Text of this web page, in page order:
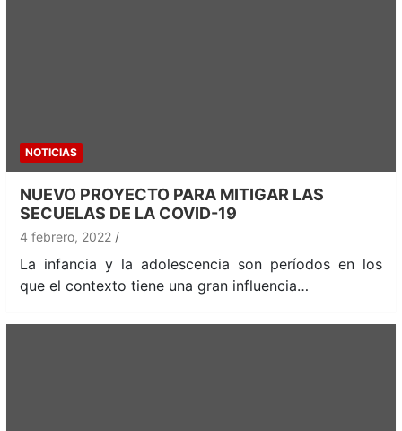
NOTICIAS
NUEVO PROYECTO PARA MITIGAR LAS
SECUELAS DE LA COVID-19
4 febrero, 2022
La infancia y la adolescencia son períodos en los
que el contexto tiene una gran influencia…